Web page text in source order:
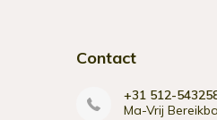
Contact
+31 512-
Ma-Vrij